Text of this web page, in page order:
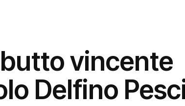
vincente
Delfino